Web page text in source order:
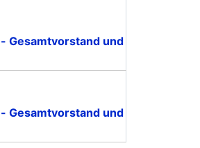
Gesamtvorstand und
Gesamtvorstand und